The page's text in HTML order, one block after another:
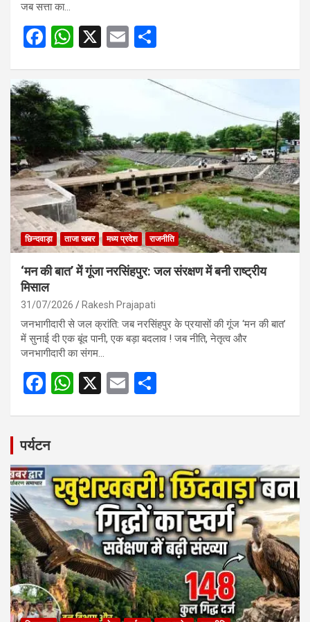
जब सत्ता का…
F
b
o
o
k
W
s
A
p
p
X
E
ail ar
छिन्दवाड़ा ताजा खबर मध्य प्रदेश राजनीति
‘मन की बात’ में गूंजा नरसिंहपुर: जल संरक्षण में बनी राष्ट्रीय
मिसाल
31/07/2026 Rakesh Prajapati
जनभागीदारी से जल क्रांति: जब नरसिंहपुर के प्रयासों की गूंज ‘मन की बात’
में सुनाई दी एक बूंद पानी, एक बड़ा बदलाव ! जब नीति, नेतृत्व और
जनभागीदारी का संगम…
F
b
o
o
k
W
A
p
p
X
E
पर्यटन